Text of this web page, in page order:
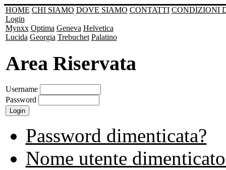
HOME CHI SIAMO DOVE SIAMO CONTATTI CONDIZIONI
Login
Mynxx Optima Geneva Helvetica
Lucida Georgia Trebuchet Palatino
Area Riservata
Username
Password
Password dimenticata?
Nome utente